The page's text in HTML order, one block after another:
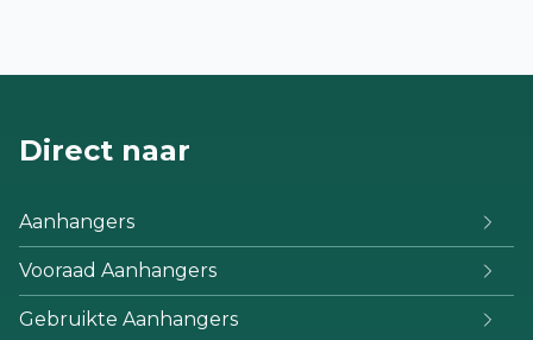
Direct naar
Aanhangers
Vooraad Aanhangers
Gebruikte Aanhangers